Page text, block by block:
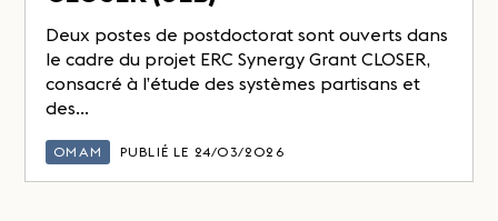
Deux postes de postdoctorat sont ouverts dans
le cadre du projet ERC Synergy Grant CLOSER,
consacré à l’étude des systèmes partisans et
des...
OMAM PUBLIÉ LE 24/03/2026